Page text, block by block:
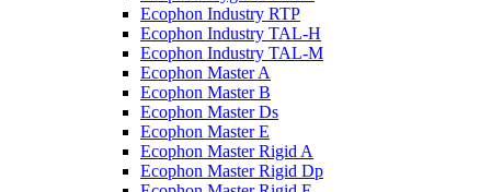
Ecophon Industry RTP
Ecophon Industry TAL-H
Ecophon Industry TAL-M
Ecophon Master A
Ecophon Master B
Ecophon Master Ds
Ecophon Master E
Ecophon Master Rigid A
Ecophon Master Rigid Dp